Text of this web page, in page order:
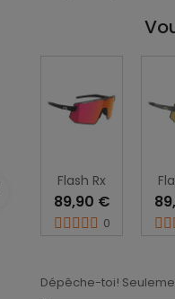
Flash Rx
89,90 €
0
Dépêche-toi!